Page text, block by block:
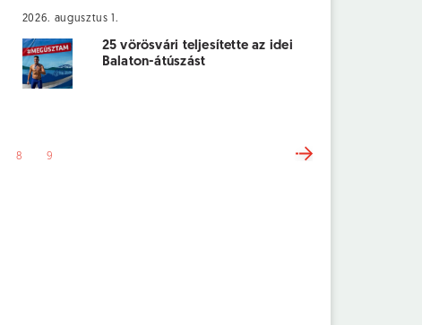
2026. augusztus 1.
25 vörösvári teljesítette az idei
Balaton-átúszást
8 9